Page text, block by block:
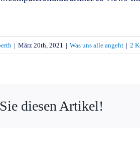
| März 20th, 2021 | Was uns alle angeht | 2
diesen Artikel!